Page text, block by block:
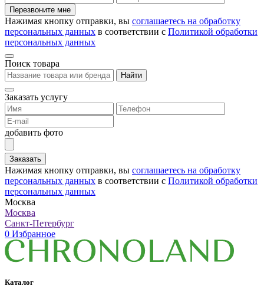
Перезвоните мне
Нажимая кнопку отправки, вы соглашаетесь на обработку
персональных данных в соответствии с Политикой обработки
персональных данных
Поиск товара
Найти
Заказать услугу
добавить фото
Заказать
Нажимая кнопку отправки, вы соглашаетесь на обработку
персональных данных в соответствии с Политикой обработки
персональных данных
Москва
Москва
Санкт-Петербург
0 Избранное
Каталог